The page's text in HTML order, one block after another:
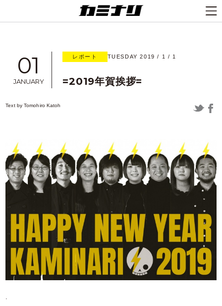
01
JANUARY
レポート TUESDAY 2019 / 1 / 1
=2019年賀挨拶=
Text byTomohiro Katoh